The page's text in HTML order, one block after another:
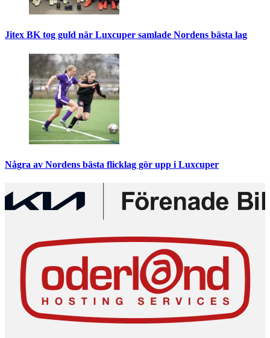
Jitex BK tog guld när Luxcuper samlade Nordens bästa lag
Några av Nordens bästa flicklag gör upp i Luxcuper